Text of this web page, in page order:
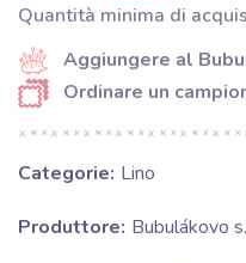
Quantità minima di
Aggiungere al
Ordinare un
Categorie: Lino
Produttore: Bubulákovo